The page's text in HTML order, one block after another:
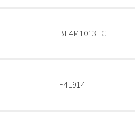
BF4M1013FC
F4L914